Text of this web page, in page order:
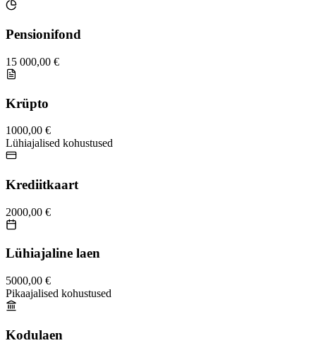
Pensionifond
15 000,00 €
Krüpto
1000,00 €
Lühiajalised kohustused
Krediitkaart
2000,00 €
Lühiajaline laen
5000,00 €
Pikaajalised kohustused
Kodulaen